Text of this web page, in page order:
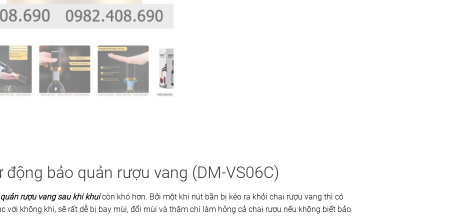
bảo quản rượu vang (DM-VS06C)
rượu vang sau khi khuicòn khó hơn. Bởi một khi nút bần bị kéo ra khỏi chai rượu vang thì có
với không khí, sẽ rất dễ bị bay mùi, đổi mùi và thậm chí làm hỏng cả chai rượu nếu không biết bảo